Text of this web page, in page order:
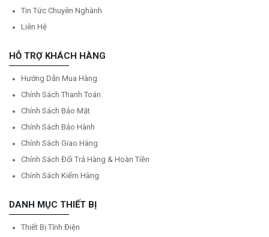
Tin Tức Chuyên Nghành
Liên Hệ
HỖ TRỢ KHÁCH HÀNG
Hướng Dẫn Mua Hàng
Chính Sách Thanh Toán
Chính Sách Bảo Mật
Chính Sách Bảo Hành
Chính Sách Giao Hàng
Chính Sách Đổi Trả Hàng & Hoàn Tiền
Chính Sách Kiểm Hàng
DANH MỤC THIẾT BỊ
Thiết Bị Tĩnh Điện